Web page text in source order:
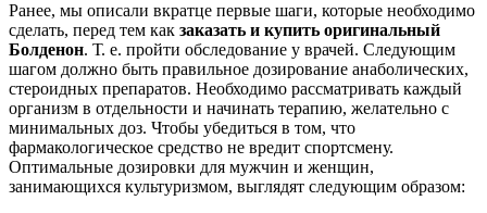
Ранее, мы описали вкратце первые шаги, которые необходимо
сделать, перед тем как заказать и купить оригинальный
Болденон. Т. е. пройти обследование у врачей. Следующим
шагом должно быть правильное дозирование анаболических,
стероидных препаратов. Необходимо рассматривать каждый
организм в отдельности и начинать терапию, желательно с
минимальных доз. Чтобы убедиться в том, что
фармакологическое средство не вредит спортсмену.
Оптимальные дозировки для мужчин и женщин,
занимающихся культуризмом, выглядят следующим образом: